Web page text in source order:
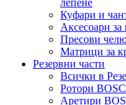
лепене
Куфари и
Аксесоари за
Пресови
Матрици за
Резервни части
Всички в
Ротори
Аретири